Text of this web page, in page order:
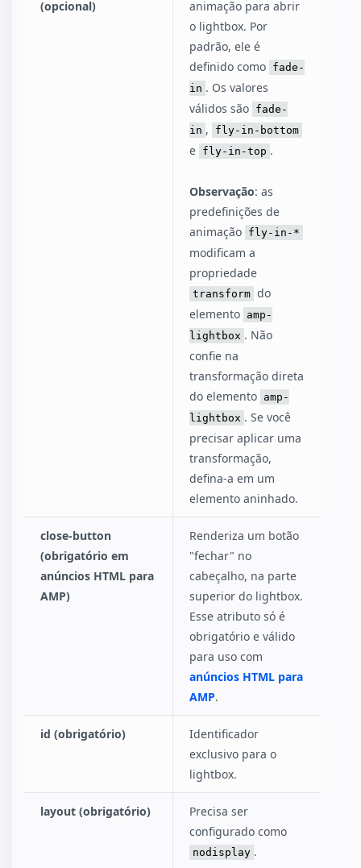
(opcional)
animação para abrir
o lightbox. Por
padrão, ele é
definido como fade-
in . Os valores
válidos são fade-
in , fly-in-bottom
e fly-in-top .
Observação: as
predefinições de
animação fly-in-*
modificam a
propriedade
transform do
elemento amp-
lightbox . Não
confie na
transformação direta
do elemento amp-
lightbox . Se você
precisar aplicar uma
transformação,
defina-a em um
elemento aninhado.
close-button
(obrigatório em
anúncios HTML para
AMP)
Renderiza um botão
"fechar" no
cabeçalho, na parte
superior do lightbox.
Esse atributo só é
obrigatório e válido
para uso com
anúncios HTML para
AMP.
id (obrigatório)
Identificador
exclusivo para o
lightbox.
layout (obrigatório)
Precisa ser
configurado como
nodisplay .